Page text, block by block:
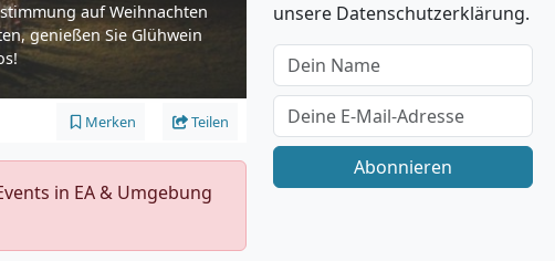
auf Weihnachten
genießen Sie Glühwein
Merken Teilen
in EA & Umgebung
unsere Datenschutzerklärung.
Abonnieren